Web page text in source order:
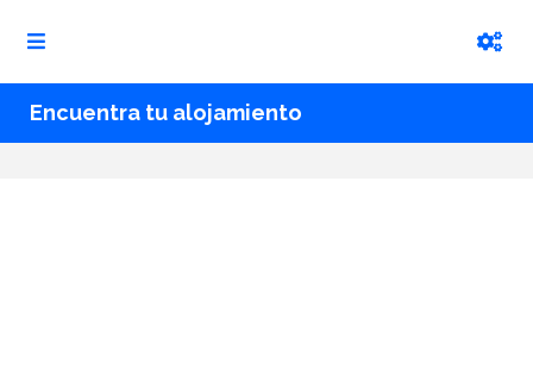
Encuentra tu alojamiento